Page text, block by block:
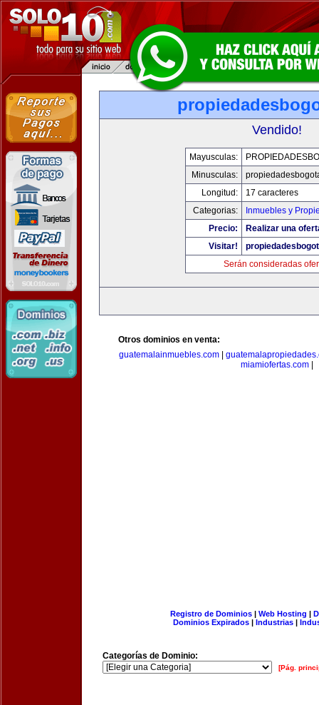
Vendido!
Mayusculas:
Minusculas:
Longitud:
17 caracteres
Categorias:
Inmuebles y
Precio:
Realizar una
Visitar!
Serán consideradas
Otros dominios en venta:
guatemalainmuebles.com
miamiofertas.com
Registro de Dominios| Web Hosting |
Dominios Expirados | Industrias |
Categorías de Dominio:
[Pág.